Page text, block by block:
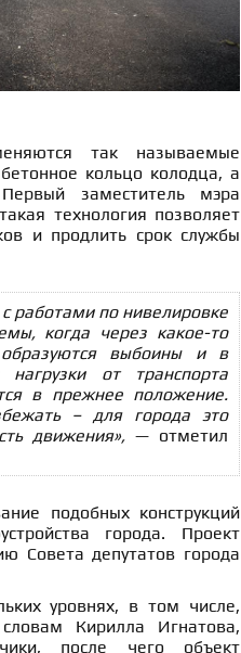
так называемые
кольцо колодца, а
заместитель мэра
технология позволяет
и продлить срок службы
работами по нивелировке
когда через какое-то
выбоины и в
от транспорта
в прежнее положение.
– для города это
движения», — отметил
подобных конструкций
города. Проект
Совета депутатов города
уровнях, в том числе,
Кирилла Игнатова,
после чего объект